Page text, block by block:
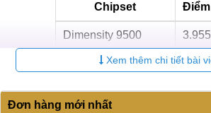
Chipset Điểm
Dimensity 9500
Snapdragon 8 Elite
Snapdragon 8 Gen 5
Xem thêm chi tiết bài
Đơn hàng mới nhất